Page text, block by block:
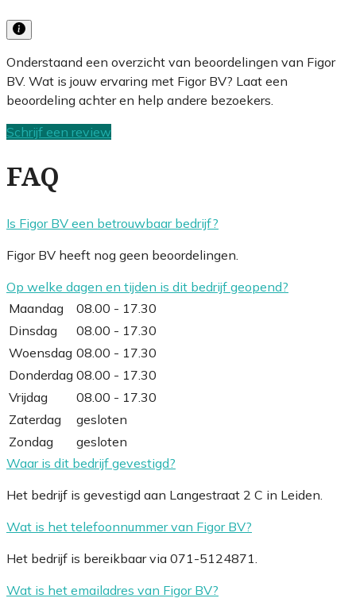
Onderstaand een overzicht van beoordelingen van Figor
BV. Wat is jouw ervaring met Figor BV? Laat een
beoordeling achter en help andere bezoekers.
Schrijf een review
FAQ
Is Figor BV een betrouwbaar bedrijf?
Figor BV heeft nog geen beoordelingen.
Op welke dagen en tijden is dit bedrijf geopend?
Maandag
08.00 - 17.30
Dinsdag
08.00 - 17.30
Woensdag 08.00 - 17.30
Donderdag 08.00 - 17.30
Vrijdag
08.00 - 17.30
Zaterdag
gesloten
Zondag
gesloten
Waar is dit bedrijf gevestigd?
Het bedrijf is gevestigd aan Langestraat 2 C in Leiden.
Wat is het telefoonnummer van Figor BV?
Het bedrijf is bereikbaar via 071-5124871.
Wat is het emailadres van Figor BV?